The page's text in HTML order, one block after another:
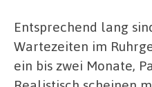
Entsprechend lang
Wartezeiten im
ein bis zwei Monate,